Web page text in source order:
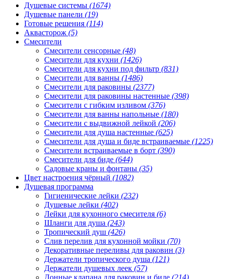
Душевые системы (1674)
Душевые панели (19)
Готовые решения (114)
Аквасторож (5)
Смесители
Смесители сенсорные (48)
Смесители для кухни (1426)
Смесители для кухни под фильтр (831)
Смесители для ванны (1486)
Смесители для раковины (2377)
Смесители для раковины настенные (398)
Смесители с гибким изливом (376)
Смесители для ванны напольные (180)
Смесители с выдвижной лейкой (206)
Смесители для душа настенные (625)
Смесители для душа и биде встраиваемые (1225)
Смесители встраиваемые в борт (390)
Смесители для биде (644)
Садовые краны и фонтаны (35)
Цвет настроения чёрный (1082)
Душевая программа
Гигиенические лейки (232)
Душевые лейки (402)
Лейки для кухонного смесителя (6)
Шланги для душа (243)
Тропический душ (426)
Слив перелив для кухонной мойки (70)
Декоративные переливы для раковин (3)
Держатели тропического душа (121)
Держатели душевых леек (57)
Донные клапана для раковин и биде (214)